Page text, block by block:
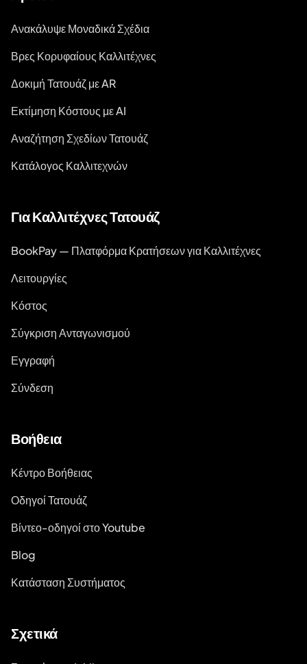
Ανακάλυψε Μοναδικά Σχέδια
Βρες Κορυφαίους Καλλιτέχνες
Δοκιμή Τατουάζ με AR
Εκτίμηση Κόστους με AI
Αναζήτηση Σχεδίων Τατουάζ
Κατάλογος Καλλιτεχνών
Για Καλλιτέχνες Τατουάζ
BookPay — Πλατφόρμα Κρατήσεων για Καλλιτέχνες
Λειτουργίες
Κόστος
Σύγκριση Ανταγωνισμού
Εγγραφή
Σύνδεση
Βοήθεια
Κέντρο Βοήθειας
Οδηγοί Τατουάζ
Βίντεο-οδηγοί στο Youtube
Blog
Κατάσταση Συστήματος
Σχετικά